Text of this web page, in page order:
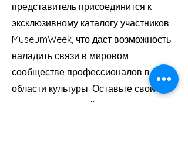
Александр Лебуте, общественный
менеджер, Шато де Шамбор,
Франция
представитель присоединится к
эксклюзивному каталогу участников
MuseumWeek, что даст возможность
наладить связи в мировом
сообществе профессионалов в
области культуры. Оставьте свой
адрес электронной почты для